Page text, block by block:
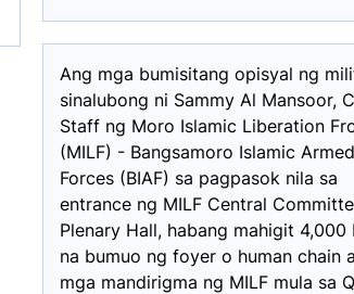
Ang mga bumisitang opisyal ng
sinalubong ni Sammy Al Mansoor,
Staff ng Moro Islamic Liberation
(MILF) - Bangsamoro Islamic Armed
Forces (BIAF) sa pagpasok nila sa
entrance ng MILF Central
Plenary Hall, habang mahigit 4,000
na bumuo ng foyer o human chain
mga mandirigma ng MILF mula sa